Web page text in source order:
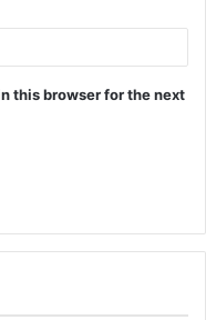
this browser for the next